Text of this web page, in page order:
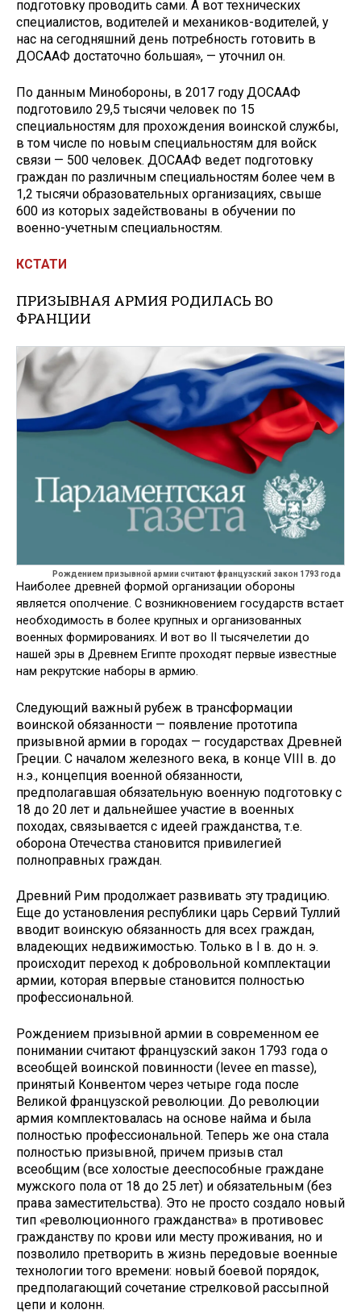
подготовку проводить сами. А вот технических
специалистов, водителей и механиков-водителей, у
нас на сегодняшний день потребность готовить в
ДОСААФ достаточно большая», — уточнил он.
По данным Минобороны, в 2017 году ДОСААФ
подготовило 29,5 тысячи человек по 15
специальностям для прохождения воинской службы,
в том числе по новым специальностям для войск
связи — 500 человек. ДОСААФ ведет подготовку
граждан по различным специальностям более чем в
1,2 тысячи образовательных организациях, свыше
600 из которых задействованы в обучении по
военно-учетным специальностям.
КСТАТИ
ПРИЗЫВНАЯ АРМИЯ РОДИЛАСЬ ВО
ФРАНЦИИ
Рождением призывной армии считают французский закон 1793 года
Наиболее древней формой организации обороны
является ополчение. C возникновением государств встает
необходимость в более крупных и организованных
военных формированиях. И вот во II тысячелетии до
нашей эры в Древнем Египте проходят первые известные
нам рекрутские наборы в армию.
Следующий важный рубеж в трансформации
воинской обязанности — появление прототипа
призывной армии в городах — государствах Древней
Греции. С началом железного века, в конце VIII в. до
н.э., концепция военной обязанности,
предполагавшая обязательную военную подготовку с
18 до 20 лет и дальнейшее участие в военных
походах, связывается с идеей гражданства, т.е.
оборона Отечества становится привилегией
полноправных граждан.
Древний Рим продолжает развивать эту традицию.
Еще до установления республики царь Сервий Туллий
вводит воинскую обязанность для всех граждан,
владеющих недвижимостью. Только в I в. до н. э.
происходит переход к добровольной комплектации
армии, которая впервые становится полностью
профессиональной.
Рождением призывной армии в современном ее
понимании считают французский закон 1793 года о
всеобщей воинской повинности (levee en masse),
принятый Конвентом через четыре года после
Великой французской революции. До революции
армия комплектовалась на основе найма и была
полностью профессиональной. Теперь же она стала
полностью призывной, причем призыв стал
всеобщим (все холостые дееспособные граждане
мужского пола от 18 до 25 лет) и обязательным (без
права заместительства). Это не просто создало новый
тип «революционного гражданства» в противовес
гражданству по крови или месту проживания, но и
позволило претворить в жизнь передовые военные
технологии того времени: новый боевой порядок,
предполагающий сочетание стрелковой рассыпной
цепи и колонн.